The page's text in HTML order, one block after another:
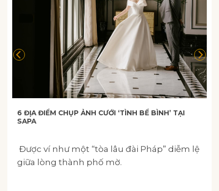
6 ĐỊA ĐIỂM CHỤP ẢNH CƯỚI ‘TÌNH BỂ BÌNH’ TẠI
SAPA
Được ví như một “tòa lâu đài Pháp” diễm lệ
giữa lòng thành phố mờ.